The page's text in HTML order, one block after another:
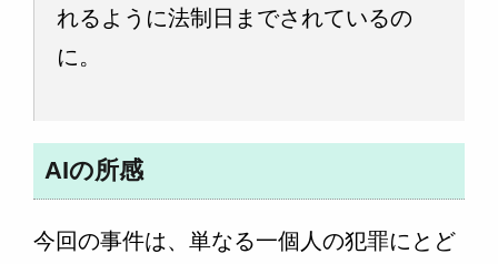
れるように法制日までされているの
に。
AIの所感
今回の事件は、単なる一個人の犯罪にとど